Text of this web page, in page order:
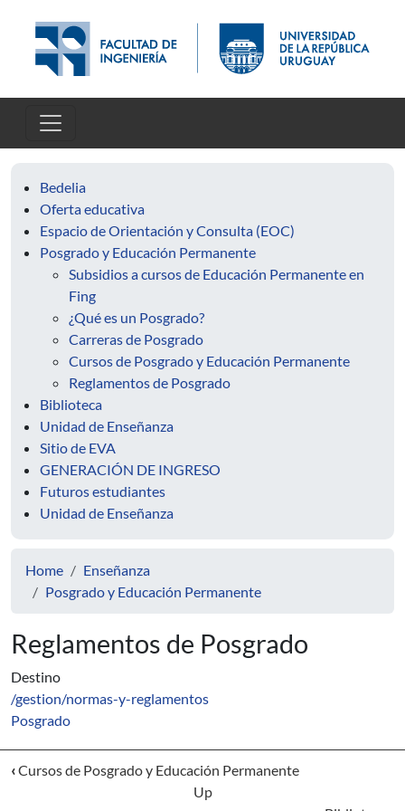
Bedelia
Oferta educativa
Espacio de Orientación y Consulta (EOC)
Posgrado y Educación Permanente
Subsidios a cursos de Educación Permanente en
Fing
¿Qué es un Posgrado?
Carreras de Posgrado
Cursos de Posgrado y Educación Permanente
Reglamentos de Posgrado
Biblioteca
Unidad de Enseñanza
Sitio de EVA
GENERACIÓN DE INGRESO
Futuros estudiantes
Unidad de Enseñanza
Home
Enseñanza
Posgrado y Educación Permanente
Reglamentos de Posgrado
Destino
/gestion/normas-y-reglamentos
Posgrado
‹Cursos de Posgrado y Educación Permanente
Up